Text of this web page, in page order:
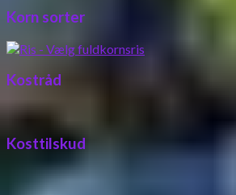
Korn sorter
Kostråd
Kosttilskud